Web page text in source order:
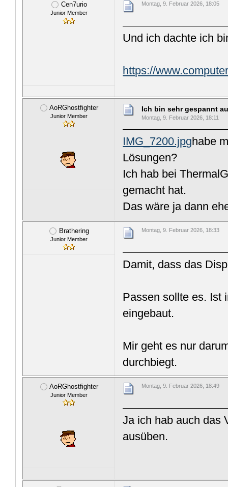
Cen7urio
Junior Member
Montag, 9. Februar 2026, 18:05
Und ich dachte ich
https://
AoRGhostfighter
Junior Member
Ich bin sehr gespannt
Montag, 9. Februar 2026, 18:11
IMG_7200.jpghabe
Lösungen?
Ich hab bei
gemacht hat.
Das wäre ja dann
Brathering
Junior Member
Montag, 9. Februar 2026, 18:33
Damit, dass das
Passen sollte es. Ist
eingebaut.
Mir geht es nur
durchbiegt.
AoRGhostfighter
Junior Member
Montag, 9. Februar 2026, 18:49
Ja ich hab auch das
ausüben.